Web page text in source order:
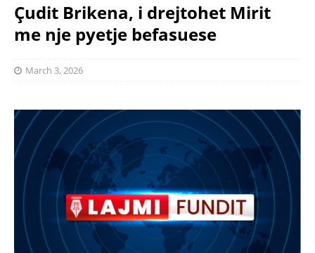
Çudit Brikena, i drejtohet Mirit
me nje pyetje befasuese
March 3, 2026